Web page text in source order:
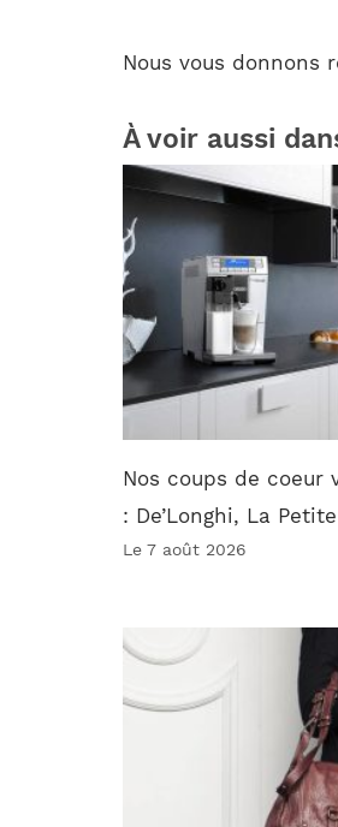
Nous vous donnons
À voir aussi
Nos coups de coeur
: De’Longhi, La
Le 7 août 2026